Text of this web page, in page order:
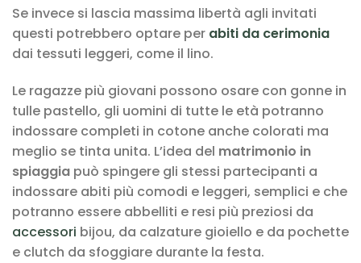
Se invece si lascia massima libertà agli invitati
questi potrebbero optare per abiti da cerimonia
dai tessuti leggeri, come il lino.
Le ragazze più giovani possono osare con gonne in
tulle pastello, gli uomini di tutte le età potranno
indossare completi in cotone anche colorati ma
meglio se tinta unita. L’idea del matrimonio in
spiaggia può spingere gli stessi partecipanti a
indossare abiti più comodi e leggeri, semplici e che
potranno essere abbelliti e resi più preziosi da
accessori bijou, da calzature gioiello e da pochette
e clutch da sfoggiare durante la festa.